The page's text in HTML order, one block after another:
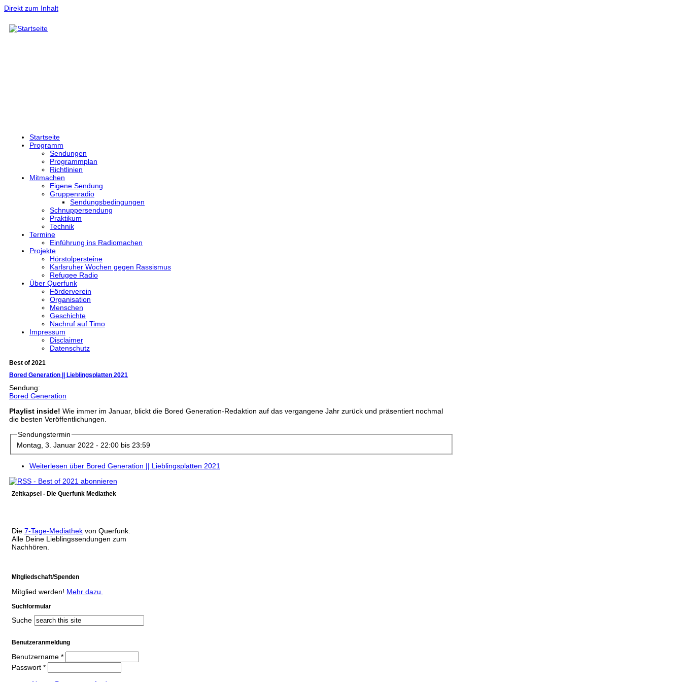
Direkt zum Inhalt
Startseite
Programm
Sendungen
Programmplan
Richtlinien
Mitmachen
Eigene Sendung
Gruppenradio
Sendungsbedingungen
Schnuppersendung
Praktikum
Technik
Termine
Einführung ins Radiomachen
Projekte
Hörstolpersteine
Karlsruher Wochen gegen Rassismus
Refugee Radio
Über Querfunk
Förderverein
Organisation
Menschen
Geschichte
Nachruf auf Timo
Impressum
Disclaimer
Datenschutz
Best of 2021
Bored Generation || Lieblingsplatten 2021
Sendung:
Bored Generation
Playlist inside! Wie immer im Januar, blickt die Bored Generation-Redaktion auf das vergangene Jahr zurück und präsentiert nochmal
die besten Veröffentlichungen.
Sendungstermin
Montag, 3. Januar 2022 - 22:00bis 23:59
Weiterlesen über Bored Generation || Lieblingsplatten 2021
Zeitkapsel - Die Querfunk Mediathek
Die 7-Tage-Mediathek von Querfunk.
Alle Deine Lieblingssendungen zum
Nachhören.
Mitgliedschaft/Spenden
Mitglied werden! Mehr dazu.
Suchformular
Suche
Benutzeranmeldung
Benutzername *
Passwort *